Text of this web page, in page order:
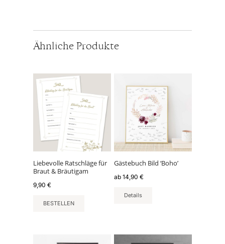
Ähnliche Produkte
Liebevolle Ratschläge für
Braut & Bräutigam
9,90 €
BESTELLEN
Gästebuch Bild ‘Boho’
ab14,90€
Details
Produkt
mehrere
Varianten
Die
Optionen
können
auf
Produktseite